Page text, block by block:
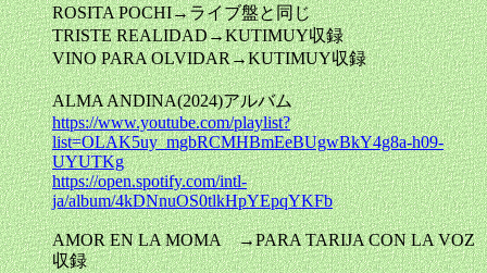
ROSITA POCHI→ライブ盤と同じ
TRISTE REALIDAD→KUTIMUY収録
VINO PARA OLVIDAR→KUTIMUY収録
ALMA ANDINA(2024)アルバム
https://www.youtube.com/playlist?
list=OLAK5uy_mgbRCMHBmEeBUgwBkY4g8a-h09-
UYUTKg
https://open.spotify.com/intl-
ja/album/4kDNnuOS0tlkHpYEpqYKFb
AMOR EN LA MOMA →PARA TARIJA CON LA VOZ
収録